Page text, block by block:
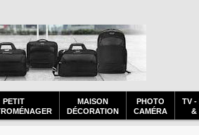
PETIT
MAISON
DÉCORATION
PHOTO
CAMÉRA
TV -
&